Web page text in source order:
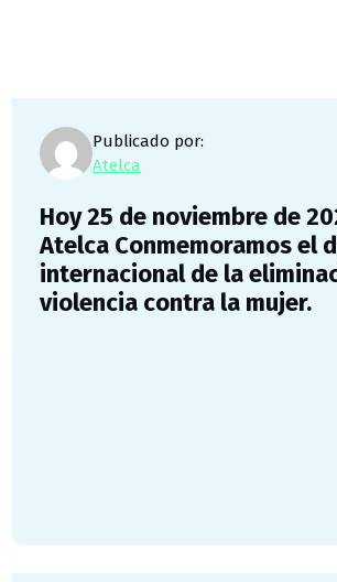
Publicado por:
Atelca
Hoy 25 de noviembre de
Atelca Conmemoramos el
internacional de la
violencia contra la mujer.